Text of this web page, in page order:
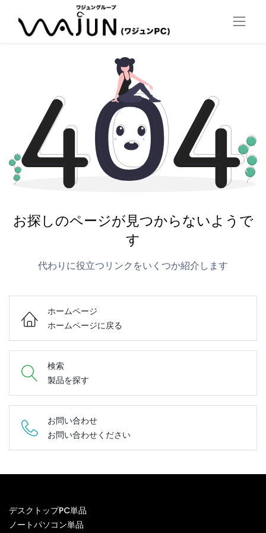
お探しのページが見つからないようで
す
代わりに役立つリンクをいくつか紹介します
ホームページ
ホームページに戻る
検索
製品を探す
お問い合わせ
お問い合わせください
デスクトップPC単品
ノートパソコン単品